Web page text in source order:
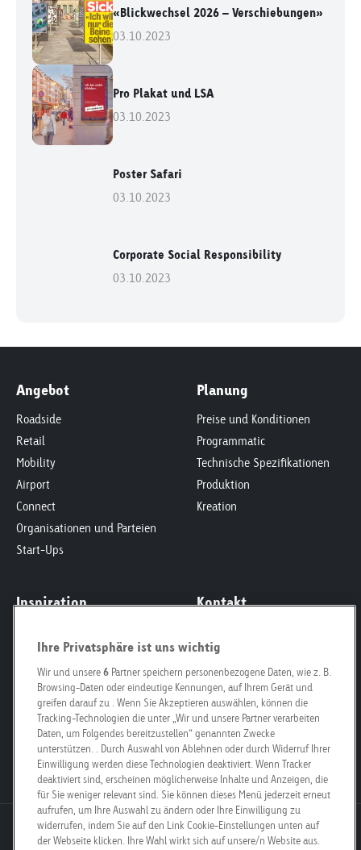
«Blickwechsel 2026 – Verschiebungen»
03.10.2023
Pro Plakat und LSA
03.10.2023
Poster Safari
03.10.2023
Corporate Social Responsibility
03.10.2023
Angebot
Roadside
Retail
Mobility
Airport
Connect
Organisationen und Parteien
Start-Ups
Planung
Preise und Konditionen
Programmatic
Technische Spezifikationen
Produktion
Kreation
Inspiration
Corporate Social
Responsibility
Smart City
Fachklasse Grafik
Poster Safari
Kontakt
Kontaktformular
Ansprechpersonen
Für Grundeigentümer
Unsere Filialen
Mediencorner
Offene Stellen
Goldbach Neo OOH AG
Ihre Privatsphäre ist uns wichtig
Wir und unsere6 Partner speichern personenbezogene Daten, wie z. B.
Browsing-Daten oder eindeutige Kennungen, auf Ihrem Gerät und
greifen darauf zu . Wenn Sie Akzeptieren auswählen, können die
Tracking-Technologien die unter „Wir und unsere Partner verarbeiten
Daten, um Folgendes bereitzustellen“ genannten Zwecke
unterstützen. . Durch Auswahl von Ablehnen oder durch Widerruf Ihrer
Einwilligung werden diese Technologien deaktiviert. Wenn Tracker
deaktiviert sind, erscheinen möglicherweise Inhalte und Anzeigen, die
für Sie weniger relevant sind. Sie können dieses Menü jederzeit erneut
aufrufen, um Ihre Auswahl zu ändern oder Ihre Einwilligung zu
widerrufen, indem Sie auf den Link Cookie-Einstellungen unten auf
der Webseite klicken. Ihre Wahl wirkt sich auf unsere/n Website aus.